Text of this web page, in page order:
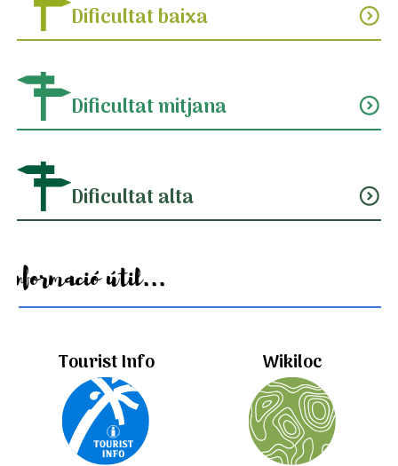
Dificultat baixa expand_circle_down
Dificultat mitjana expand_circle_down
Dificultat alta expand_circle_down
Informació útil...
Tourist Info Wikiloc